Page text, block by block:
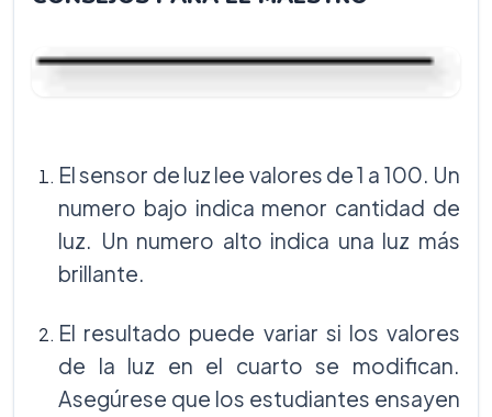
El sensor de luz lee valores de 1 a 100. Un
numero bajo indica menor cantidad de
luz. Un numero alto indica una luz más
brillante.
El resultado puede variar si los valores
de la luz en el cuarto se modifican.
Asegúrese que los estudiantes ensayen